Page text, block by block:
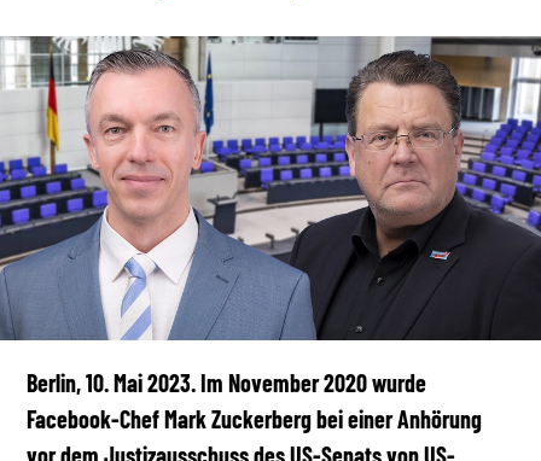
MEDIATHEK
Berlin, 10. Mai 2023. Im November 2020 wurde
Facebook-Chef Mark Zuckerberg bei einer Anhörung
vor dem Justizausschuss des US-Senats von US-